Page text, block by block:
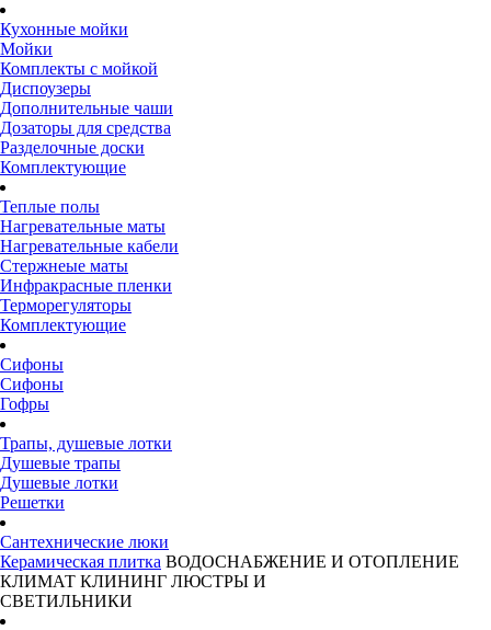
Кухонные мойки
Мойки
Комплекты с мойкой
Диспоузеры
Дополнительные чаши
Дозаторы для средства
Разделочные доски
Комплектующие
Теплые полы
Нагревательные маты
Нагревательные кабели
Стержнеые маты
Инфракрасные пленки
Терморегуляторы
Комплектующие
Сифоны
Сифоны
Гофры
Трапы, душевые лотки
Душевые трапы
Душевые лотки
Решетки
Сантехнические люки
Керамическая плитка ВОДОСНАБЖЕНИЕ И ОТОПЛЕНИЕ
КЛИМАТ КЛИНИНГ ЛЮСТРЫ И
СВЕТИЛЬНИКИ